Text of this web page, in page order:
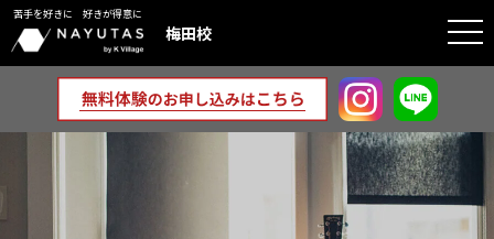
苦手を好きに 好きが得意に
梅田校